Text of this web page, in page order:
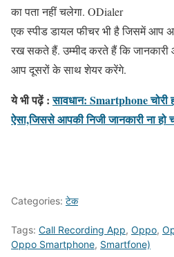
का पता नहीं चलेगा. ODialer
एक स्पीड डायल फीचर भी है जिसमें आप
रख सकते हैं. उम्मीद करते हैं कि
आप दूसरों के साथ शेयर करेंगे.
ये भी पढ़ें :सावधान: Smartphone
ऐसा,जिससे आपकी निजी जानकारी ना हो
Categories: टेक
Tags: Call Recording App, Oppo,
Oppo Smartphone, Smartfone)